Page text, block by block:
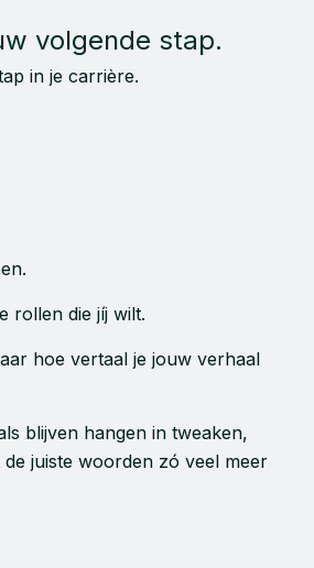
volgende stap.
in je carrière.
rollen die jíj wilt.
hoe vertaal je jouw verhaal
blijven hangen in tweaken,
juiste woorden zó veel meer